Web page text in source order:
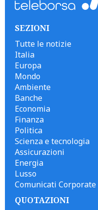
SEZIONI
Tutte le notizie
Italia
Europa
Mondo
Ambiente
Banche
Economia
Finanza
Politica
Scienza e tecnologia
Assicurazioni
Energia
Lusso
Comunicati Corporate
QUOTAZIONI